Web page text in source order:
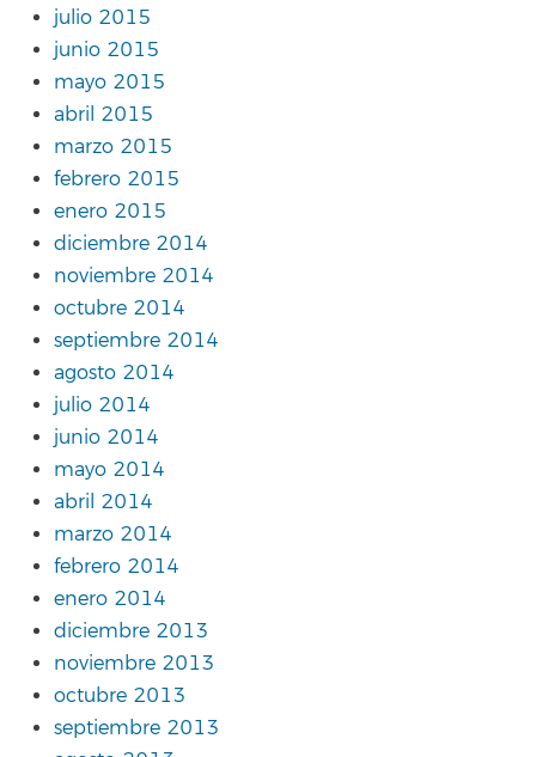
julio 2015
junio 2015
mayo 2015
abril 2015
marzo 2015
febrero 2015
enero 2015
diciembre 2014
noviembre 2014
octubre 2014
septiembre 2014
agosto 2014
julio 2014
junio 2014
mayo 2014
abril 2014
marzo 2014
febrero 2014
enero 2014
diciembre 2013
noviembre 2013
octubre 2013
septiembre 2013